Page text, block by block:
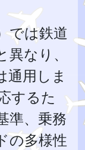
では鉄道
なり、
通用しま
するた
準、乗務
の多様性